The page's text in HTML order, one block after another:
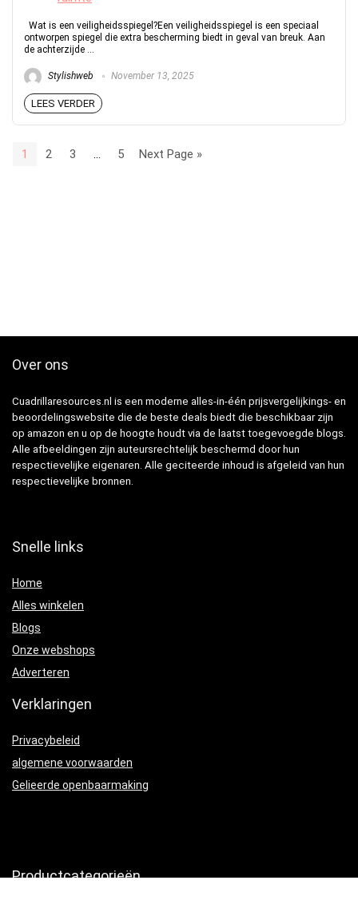
Wat is een veiligheidsspiegel?Een veiligheidsspiegel is een speciaal
ontworpen spiegel die extra bescherming biedt in geval van breuk. Aan
de achterzijde ...
Stylishweb November 13, 2025
LEES VERDER
1 2 3 5 Next Page »
Over ons
Cuadrillaresources.nl is een moderne alles-in-één prijsvergelijkings- en
beoordelingswebsite die de beste deals biedt die beschikbaar zijn
op amazon en u op de hoogte houdt via de laatst toegevoegde blogs.
Alle afbeeldingen zijn auteursrechtelijk beschermd door hun
respectievelijke eigenaren. Alle geciteerde inhoud is afgeleid van hun
respectievelijke bronnen.
Snelle links
Home
Alles winkelen
Blogs
Onze webshops
Adverteren
Verklaringen
Privacybeleid
algemene voorwaarden
Gelieerde openbaarmaking
Productcategorieën